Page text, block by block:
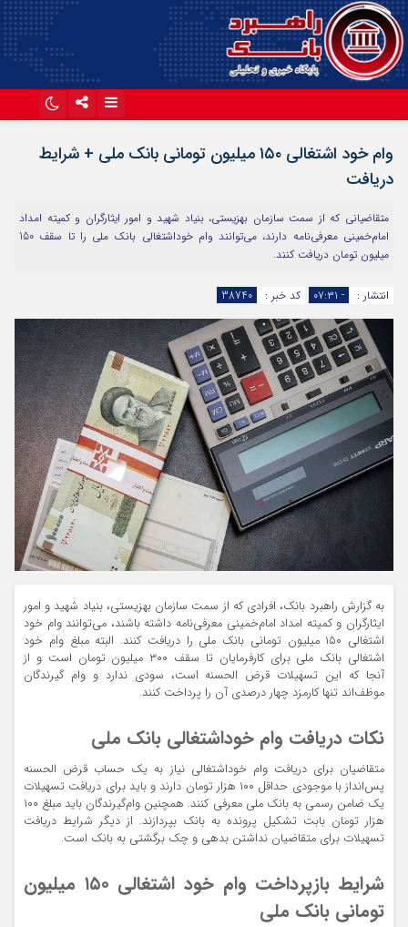
آپارات
وام خود اشتغالی ۱۵۰ میلیون تومانی بانک ملی + شرایط
دریافت
متقاضیانی که از سمت سازمان بهزیستی، بنیاد شهید و امور ایثارگران و کمیته امداد
امام‌خمینی معرفی‌نامه دارند، می‌توانند وام خوداشتغالی بانک ملی را تا سقف 150
میلیون تومان دریافت کنند.
انتشار : - ۰۷:۳۱ کد خبر : 38740
به گزارش راهبرد بانک، افرادی که از سمت سازمان بهزیستی، بنیاد شهید و امور
ایثارگران و کمیته امداد امام‌خمینی معرفی‌نامه داشته باشند، می‌توانند وام خود
اشتغالی ۱۵۰ میلیون تومانی بانک ملی را دریافت کنند. البته مبلغ وام خود
اشتغالی بانک ملی برای کارفرمایان تا سقف ۳۰۰ میلیون تومان است و از
آنجا که این تسهیلات قرض الحسنه است، سودی ندارد و وام گیرندگان
موظف‌اند تنها کارمزد چهار درصدی آن را پرداخت کنند.
نکات دریافت وام خوداشتغالی بانک ملی
متقاضیان برای دریافت وام خوداشتغالی نیاز به یک حساب قرض الحسنه
پس‌انداز با موجودی حداقل ۱۰۰ هزار تومان دارند و باید برای دریافت تسهیلات
یک ضامن رسمی به بانک ملی معرفی کنند. همچنین وام‌گیرندگان باید مبلغ ۱۰۰
هزار تومان بابت تشکیل پرونده به بانک بپردازند. از دیگر شرایط دریافت
تسهیلات برای متقاضیان نداشتن بدهی و چک برگشتی به بانک است.
شرایط بازپرداخت وام خود اشتغالی ۱۵۰ میلیون
تومانی بانک ملی